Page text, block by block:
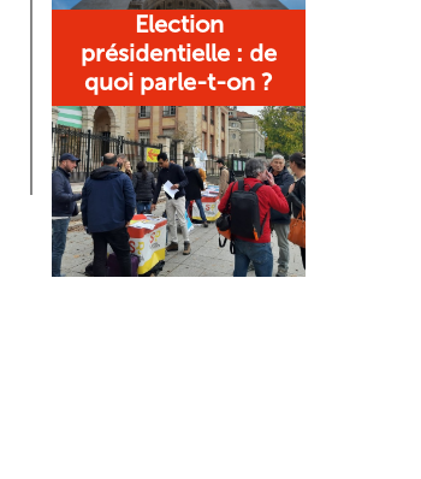
Election
présidentielle : de
quoi parle-t-on ?